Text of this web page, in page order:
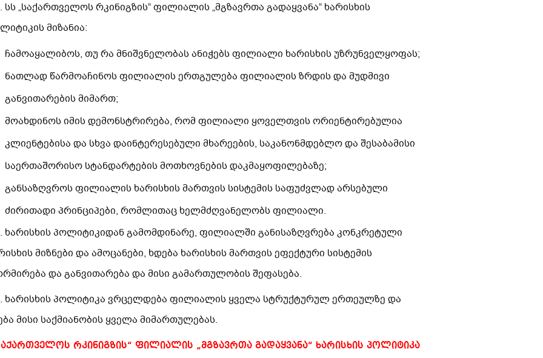
სს „საქართველოს რკინიგზის“ ფილიალის „მგზავრთა გადაყვანა“ ხარისხის
მიზანია:
ჩამოაყალიბოს, თუ რა მნიშვნელობას ანიჭებს ფილიალი ხარისხის უზრუნველყოფას;
ნათლად წარმოაჩინოს ფილიალის ერთგულება ფილიალის ზრდის და მუდმივი
განვითარების მიმართ;
მოახდინოს იმის დემონსტრირება, რომ ფილიალი ყოველთვის ორიენტირებულია
კლიენტებისა და სხვა დაინტერესებული მხარეების, საკანონმდებლო და შესაბამისი
საერთაშორისო სტანდარტების მოთხოვნების დაკმაყოფილებაზე;
განსაზღვროს ფილიალის ხარისხის მართვის სისტემის საფუძვლად არსებული
ძირითადი პრინციპები, რომლითაც ხელმძღვანელობს ფილიალი.
ხარისხის პოლიტიკიდან გამომდინარე, ფილიალში განისაზღვრება კონკრეტული
მიზნები და ამოცანები, ხდება ხარისხის მართვის ეფექტური სისტემის
და განვითარება და მისი გამართულობის შეფასება.
ხარისხის პოლიტიკა ვრცელდება ფილიალის ყველა სტრუქტურულ ერთეულზე და
მისი საქმიანობის ყველა მიმართულებას.
რკინიგზის“ ფილიალის „მგზავრთა გადაყვანა“ ხარისხის პოლიტიკა